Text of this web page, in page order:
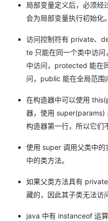
局部变量定义后，必须经
会为局部变量执行初始化。
访问控制符有 private、
te 只能在同一个类中访
中访问，protected 能在
问，public 能在全局范围
在构造器中可以使用
器，使用 super(params)
构造器第一行，所以它们
使用 super 调用父类中
中的类方法。
如果父类方法具有
藏的，因此其子类无法访
java 中有 instanceof 运